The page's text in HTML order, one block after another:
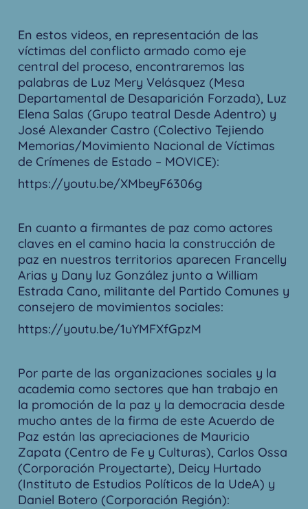
En estos videos, en representación de las
víctimas del conflicto armado como eje
central del proceso, encontraremos las
palabras de Luz Mery Velásquez (Mesa
Departamental de Desaparición Forzada), Luz
Elena Salas (Grupo teatral Desde Adentro) y
José Alexander Castro (Colectivo Tejiendo
Memorias/Movimiento Nacional de Víctimas
de Crímenes de Estado – MOVICE):
https://youtu.be/XMbeyF6306g
En cuanto a firmantes de paz como actores
claves en el camino hacia la construcción de
paz en nuestros territorios aparecen Francelly
Arias y Dany luz González junto a William
Estrada Cano, militante del Partido Comunes y
consejero de movimientos sociales:
https://youtu.be/1uYMFXfGpzM
Por parte de las organizaciones sociales y la
academia como sectores que han trabajo en
la promoción de la paz y la democracia desde
mucho antes de la firma de este Acuerdo de
Paz están las apreciaciones de Mauricio
Zapata (Centro de Fe y Culturas), Carlos Ossa
(Corporación Proyectarte), Deicy Hurtado
(Instituto de Estudios Políticos de la UdeA) y
Daniel Botero (Corporación Región):